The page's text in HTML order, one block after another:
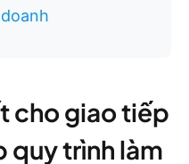
cho giao tiếp
quy trình làm